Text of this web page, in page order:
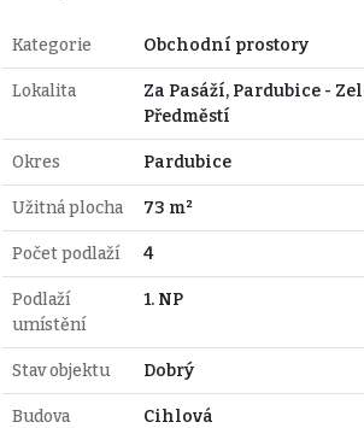
Kategorie Obchodní prostory
Lokalita
Za Pasáží, Pardubice -
Předměstí
Okres Pardubice
Užitná plocha 73 m²
Počet podlaží 4
Podlaží
umístění
1. NP
Stav objektu Dobrý
Budova Cihlová